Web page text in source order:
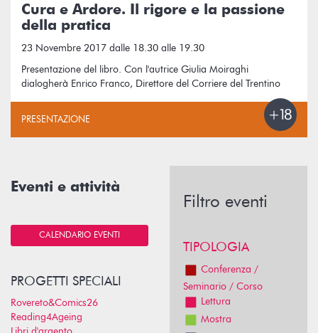
Cura e Ardore. Il rigore e la passione
della pratica
23 Novembre 2017 dalle 18.30 alle 19.30
Presentazione del libro. Con l'autrice Giulia Moiraghi
dialogherà Enrico Franco, Direttore del Corriere del Trentino
PRESENTAZIONE
Eventi e attività
CALENDARIO EVENTI
PROGETTI SPECIALI
Rovereto&Comics26
Reading4Ageing
Filtro eventi
TIPOLOGIA
Conferenza /
Seminario / Corso
Lettura
Mostra